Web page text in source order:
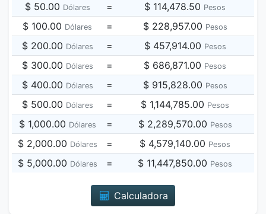
$ 50.00 Dólares = $ 114,478.50 Pesos
$ 100.00 Dólares = $ 228,957.00 Pesos
$ 200.00 Dólares = $ 457,914.00 Pesos
$ 300.00 Dólares = $ 686,871.00 Pesos
$ 400.00 Dólares = $ 915,828.00 Pesos
$ 500.00 Dólares = $ 1,144,785.00 Pesos
$ 1,000.00 Dólares = $ 2,289,570.00 Pesos
$ 2,000.00 Dólares = $ 4,579,140.00 Pesos
$ 5,000.00 Dólares = $ 11,447,850.00 Pesos
Calculadora